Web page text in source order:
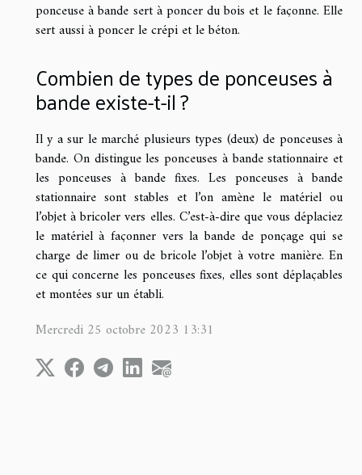
ponceuse à bande sert à poncer du bois et le façonne. Elle
sert aussi à poncer le crépi et le béton.
Combien de types de ponceuses à
bande existe-t-il ?
Il y a sur le marché plusieurs types (deux) de ponceuses à
bande. On distingue les ponceuses à bande stationnaire et
les ponceuses à bande fixes. Les ponceuses à bande
stationnaire sont stables et l’on amène le matériel ou
l’objet à bricoler vers elles. C’est-à-dire que vous déplaciez
le matériel à façonner vers la bande de ponçage qui se
charge de limer ou de bricole l’objet à votre manière. En
ce qui concerne les ponceuses fixes, elles sont déplaçables
et montées sur un établi.
Mercredi 25 octobre 2023 13:31